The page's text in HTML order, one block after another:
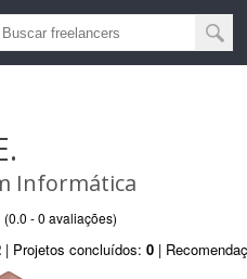
Informática
(0.0 - 0 avaliações)
| Projetos concluídos: 0 |